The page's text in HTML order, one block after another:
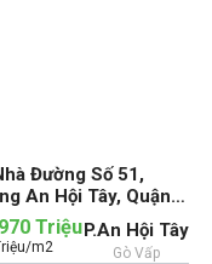
Đường Số 51,
An Hội Tây, Quận
(cũ)Triệu
m2
P.An Hội Tây
Gò Vấp